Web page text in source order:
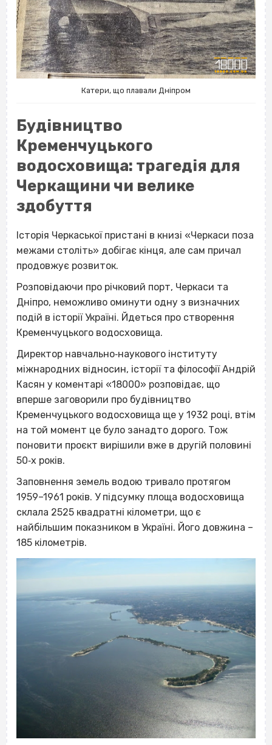
Катери, що плавали Дніпром
Будівництво
Кременчуцького
водосховища: трагедія для
Черкащини чи велике
здобуття
Історія Черкаської пристані в книзі «Черкаси поза
межами століть» добігає кінця, але сам причал
продовжує розвиток.
Розповідаючи про річковий порт, Черкаси та
Дніпро, неможливо оминути одну з визначних
подій в історії Україні. Йдеться про створення
Кременчуцького водосховища.
Директор навчально‐наукового інституту
міжнародних відносин, історії та філософії Андрій
Касян у коментарі «18000» розповідає, що
вперше заговорили про будівництво
Кременчуцького водосховища ще у 1932 році, втім
на той момент це було занадто дорого. Тож
поновити проєкт вирішили вже в другій половині
50‐х років.
Заповнення земель водою тривало протягом
1959–1961 років. У підсумку площа водосховища
склала 2525 квадратні кілометри, що є
найбільшим показником в Україні. Його довжина –
185 кілометрів.